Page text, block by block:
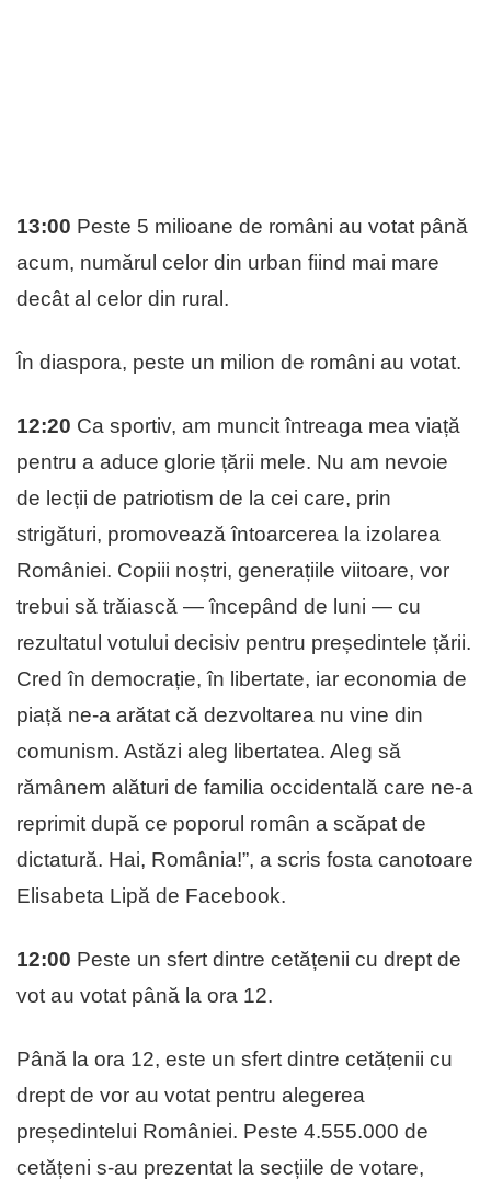
13:00 Peste 5 milioane de români au votat până
acum, numărul celor din urban fiind mai mare
decât al celor din rural.
În diaspora, peste un milion de români au votat.
12:20 Ca sportiv, am muncit întreaga mea viață
pentru a aduce glorie țării mele. Nu am nevoie
de lecții de patriotism de la cei care, prin
strigături, promovează întoarcerea la izolarea
României. Copiii noștri, generațiile viitoare, vor
trebui să trăiască — începând de luni — cu
rezultatul votului decisiv pentru președintele țării.
Cred în democrație, în libertate, iar economia de
piață ne-a arătat că dezvoltarea nu vine din
comunism. Astăzi aleg libertatea. Aleg să
rămânem alături de familia occidentală care ne-a
reprimit după ce poporul român a scăpat de
dictatură. Hai, România!”, a scris fosta canotoare
Elisabeta Lipă de Facebook.
12:00 Peste un sfert dintre cetățenii cu drept de
vot au votat până la ora 12.
Până la ora 12, este un sfert dintre cetățenii cu
drept de vor au votat pentru alegerea
președintelui României. Peste 4.555.000 de
cetățeni s-au prezentat la secțiile de votare,